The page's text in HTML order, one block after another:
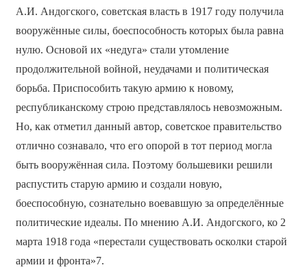
А.И. Андогского, советская власть в 1917 году получила
вооружённые силы, боеспособность которых была равна
нулю. Основой их «недуга» стали утомление
продолжительной войной, неудачами и политическая
борьба. Приспособить такую армию к новому,
республиканскому строю представлялось невозможным.
Но, как отметил данный автор, советское правительство
отлично сознавало, что его опорой в тот период могла
быть вооружённая сила. Поэтому большевики решили
распустить старую армию и создали новую,
боеспособную, сознательно воевавшую за определённые
политические идеалы. По мнению А.И. Андогского, ко 2
марта 1918 года «перестали существовать осколки старой
армии и фронта»7.